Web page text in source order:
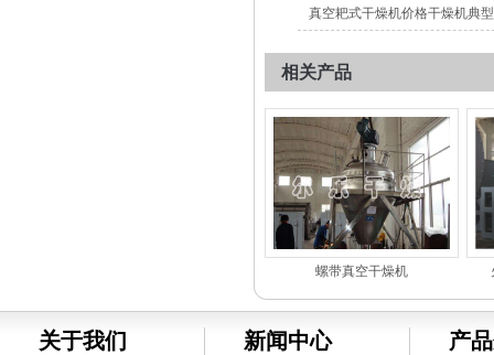
真空耙式干燥机价格干燥机典
相关产品
螺带真空干燥机
关于我们 新闻中心 产